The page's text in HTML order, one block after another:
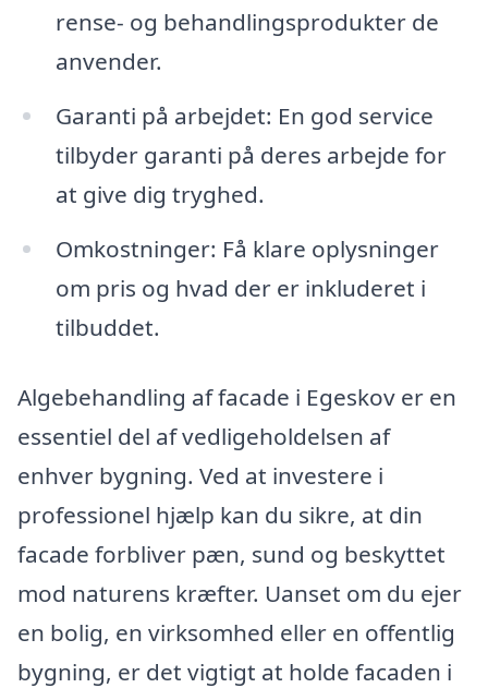
rense- og behandlingsprodukter de
anvender.
Garanti på arbejdet: En god service
tilbyder garanti på deres arbejde for
at give dig tryghed.
Omkostninger: Få klare oplysninger
om pris og hvad der er inkluderet i
tilbuddet.
Algebehandling af facade i Egeskov er en
essentiel del af vedligeholdelsen af
enhver bygning. Ved at investere i
professionel hjælp kan du sikre, at din
facade forbliver pæn, sund og beskyttet
mod naturens kræfter. Uanset om du ejer
en bolig, en virksomhed eller en offentlig
bygning, er det vigtigt at holde facaden i